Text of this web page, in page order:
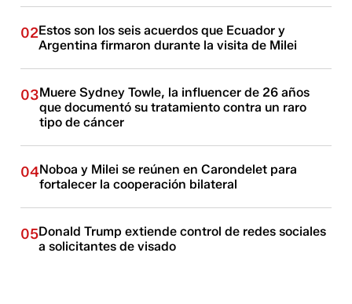
02Estos son los seis acuerdos que Ecuador y
Argentina firmaron durante la visita de Milei
03Muere Sydney Towle, la influencer de 26 años
que documentó su tratamiento contra un raro
tipo de cáncer
04Noboa y Milei se reúnen en Carondelet para
fortalecer la cooperación bilateral
05Donald Trump extiende control de redes sociales
a solicitantes de visado